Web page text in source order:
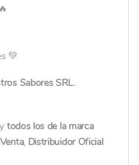
💚
Sabores SRL.
todos los de la marca
, Distribuidor Oficial